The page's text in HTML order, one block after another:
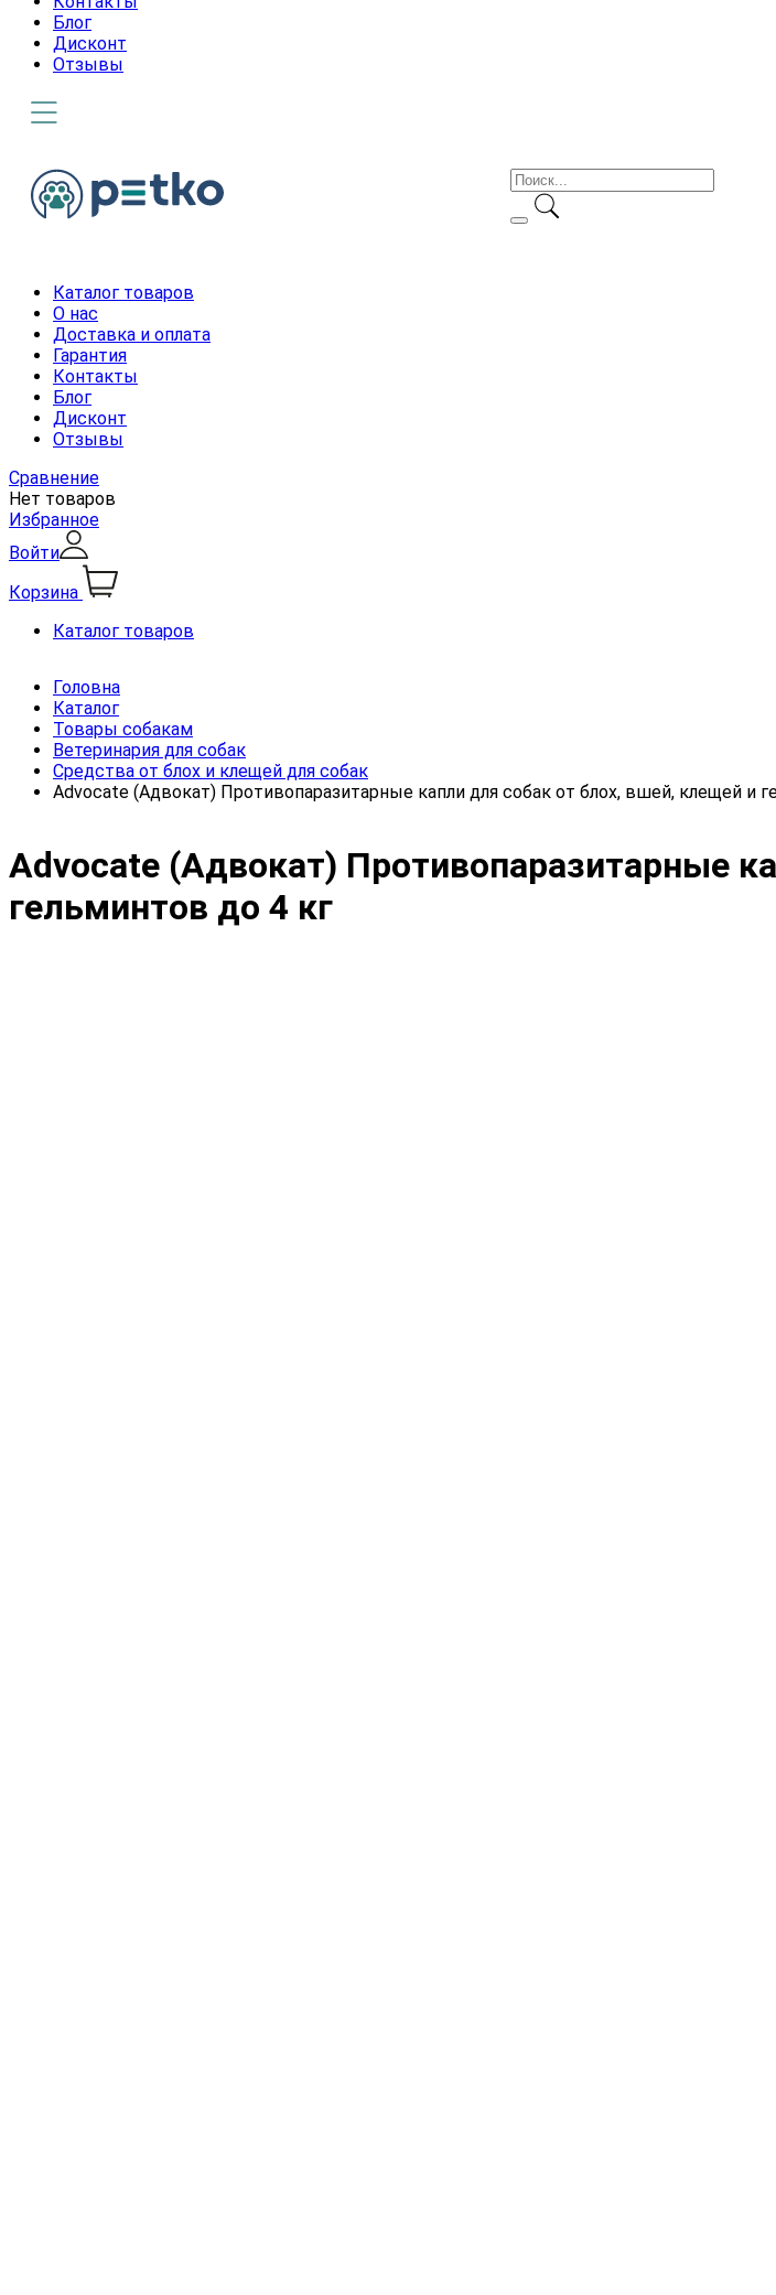
Блог
Дисконт
Отзывы
Каталог товаров
О нас
Доставка и оплата
Гарантия
Контакты
Блог
Дисконт
Отзывы
Сравнение
Нет товаров
Избранное
Войти
Корзина
Каталог товаров
Головна
Каталог
Товары собакам
Ветеринария для собак
Средства от блох и клещей для собак
Advocate (Адвокат) Противопаразитарные капли для собак от блох, вшей, клещей и
Advocate (Адвокат) Противопаразитарные
гельминтов до 4 кг